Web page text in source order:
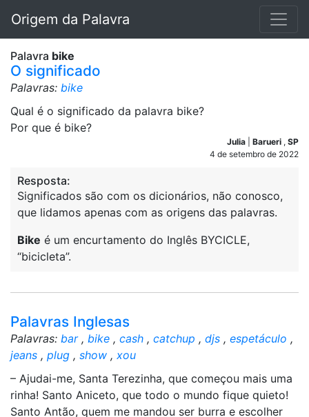
Origem da Palavra
Palavra bike
O significado
Palavras: bike
Qual é o significado da palavra bike?
Por que é bike?
Julia Barueri , SP
4 de setembro de 2022
Resposta:
Significados são com os dicionários, não conosco,
que lidamos apenas com as origens das palavras.
Bike é um encurtamento do Inglês BYCICLE,
“bicicleta”.
Palavras Inglesas
Palavras: bar, bike , cash , catchup , djs , espetáculo ,
jeans , plug , show , xou
– Ajudai-me, Santa Terezinha, que começou mais uma
rinha! Santo Aniceto, que todo o mundo fique quieto!
Santo Antão, quem me mandou ser burra e escolher